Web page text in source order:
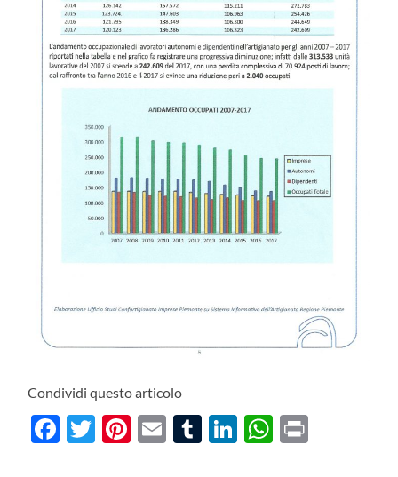
Condividi questo articolo
Facebook
Twitter
Pinterest
EmailTumblr
LinkedIn